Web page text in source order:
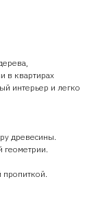
в квартирах
интерьер и легко
древесины.
геометрии.
пропиткой.